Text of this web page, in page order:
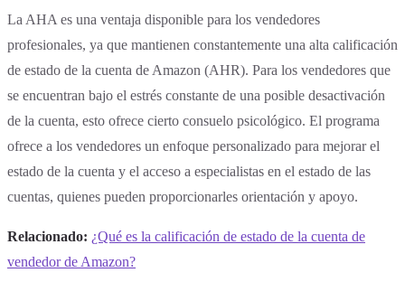
La AHA es una ventaja disponible para los vendedores
profesionales, ya que mantienen constantemente una alta calificación
de estado de la cuenta de Amazon (AHR). Para los vendedores que
se encuentran bajo el estrés constante de una posible desactivación
de la cuenta, esto ofrece cierto consuelo psicológico. El programa
ofrece a los vendedores un enfoque personalizado para mejorar el
estado de la cuenta y el acceso a especialistas en el estado de las
cuentas, quienes pueden proporcionarles orientación y apoyo.
Relacionado: ¿Qué es la calificación de estado de la cuenta de
vendedor de Amazon?